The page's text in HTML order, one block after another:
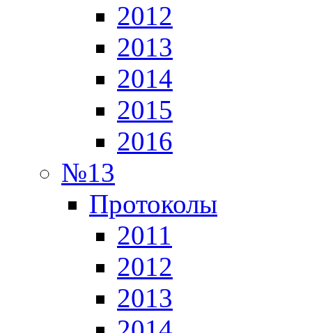
2012
2013
2014
2015
2016
№13
Протоколы
2011
2012
2013